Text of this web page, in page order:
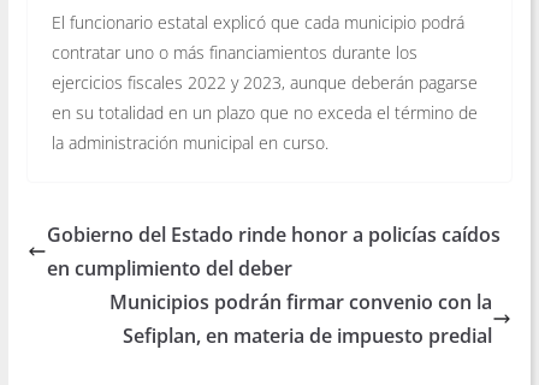
El funcionario estatal explicó que cada municipio podrá
contratar uno o más financiamientos durante los
ejercicios fiscales 2022 y 2023, aunque deberán pagarse
en su totalidad en un plazo que no exceda el término de
la administración municipal en curso.
Gobierno del Estado rinde honor a policías caídos
en cumplimiento del deber
Municipios podrán firmar convenio con la
Sefiplan, en materia de impuesto predial